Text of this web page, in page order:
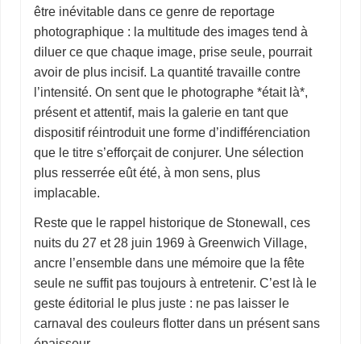
être inévitable dans ce genre de reportage
photographique : la multitude des images tend à
diluer ce que chaque image, prise seule, pourrait
avoir de plus incisif. La quantité travaille contre
l’intensité. On sent que le photographe *était là*,
présent et attentif, mais la galerie en tant que
dispositif réintroduit une forme d’indifférenciation
que le titre s’efforçait de conjurer. Une sélection
plus resserrée eût été, à mon sens, plus
implacable.
Reste que le rappel historique de Stonewall, ces
nuits du 27 et 28 juin 1969 à Greenwich Village,
ancre l’ensemble dans une mémoire que la fête
seule ne suffit pas toujours à entretenir. C’est là le
geste éditorial le plus juste : ne pas laisser le
carnaval des couleurs flotter dans un présent sans